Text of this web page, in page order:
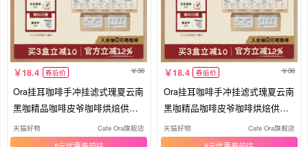
18.4 券后价 30
Ora挂耳咖啡手冲挂滤式瑰夏云南
黑咖精品咖啡皮爷咖啡烘焙供应
链
天猫好物 Cafe Ora旗舰店
18.4 券后价 30
Ora挂耳咖啡手冲挂滤式瑰夏云南
黑咖精品咖啡皮爷咖啡烘焙供应
链
天猫好物 Cafe Ora旗舰店